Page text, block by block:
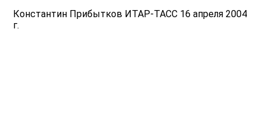
Константин Прибытков ИТАР-ТАСС 16 апреля 2004
г.